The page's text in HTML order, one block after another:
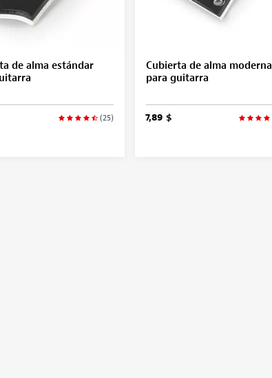
de alma estándar
(25)
Cubierta de alma moderna
para guitarra
7,89 $